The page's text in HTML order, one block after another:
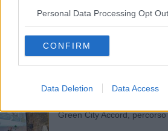
Personal Data Processing Opt
CONFIRM
Data Deletion Data Access
​Fiumi sicuri: il consorzio è al
Ad Arezzo adesso ci sono
Il pesce scorpione dilaga in
Green City Accord,